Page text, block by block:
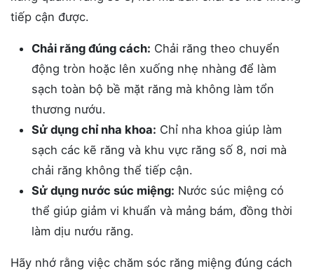
tiếp cận được.
Chải răng đúng cách: Chải răng theo chuyển
động tròn hoặc lên xuống nhẹ nhàng để làm
sạch toàn bộ bề mặt răng mà không làm tổn
thương nướu.
Sử dụng chỉ nha khoa: Chỉ nha khoa giúp làm
sạch các kẽ răng và khu vực răng số 8, nơi mà
chải răng không thể tiếp cận.
Sử dụng nước súc miệng: Nước súc miệng có
thể giúp giảm vi khuẩn và mảng bám, đồng thời
làm dịu nướu răng.
Hãy nhớ rằng việc chăm sóc răng miệng đúng cách